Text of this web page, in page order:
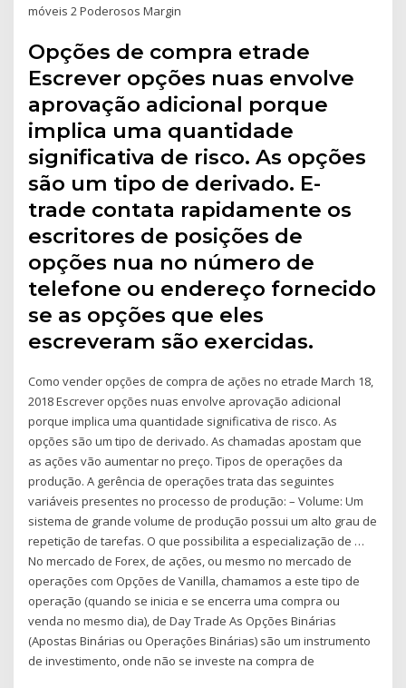
móveis 2 Poderosos Margin
Opções de compra etrade
Escrever opções nuas envolve
aprovação adicional porque
implica uma quantidade
significativa de risco. As opções
são um tipo de derivado. E-
trade contata rapidamente os
escritores de posições de
opções nua no número de
telefone ou endereço fornecido
se as opções que eles
escreveram são exercidas.
Como vender opções de compra de ações no etrade March 18,
2018 Escrever opções nuas envolve aprovação adicional
porque implica uma quantidade significativa de risco. As
opções são um tipo de derivado. As chamadas apostam que
as ações vão aumentar no preço. Tipos de operações da
produção. A gerência de operações trata das seguintes
variáveis presentes no processo de produção: – Volume: Um
sistema de grande volume de produção possui um alto grau de
repetição de tarefas. O que possibilita a especialização de …
No mercado de Forex, de ações, ou mesmo no mercado de
operações com Opções de Vanilla, chamamos a este tipo de
operação (quando se inicia e se encerra uma compra ou
venda no mesmo dia), de Day Trade As Opções Binárias
(Apostas Binárias ou Operações Binárias) são um instrumento
de investimento, onde não se investe na compra de